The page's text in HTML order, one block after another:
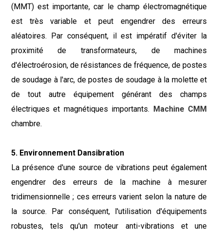
(MMT) est importante, car le champ électromagnétique
est très variable et peut engendrer des erreurs
aléatoires. Par conséquent, il est impératif d'éviter la
proximité de transformateurs, de machines
d'électroérosion, de résistances de fréquence, de postes
de soudage à l'arc, de postes de soudage à la molette et
de tout autre équipement générant des champs
électriques et magnétiques importants. Machine CMM
chambre.
5. Environnement Dansibration
La présence d'une source de vibrations peut également
engendrer des erreurs de la machine à mesurer
tridimensionnelle ; ces erreurs varient selon la nature de
la source. Par conséquent, l'utilisation d'équipements
robustes, tels qu'un moteur anti-vibrations et une